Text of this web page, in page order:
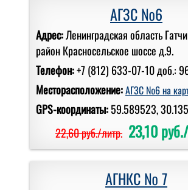
АГЗС №6
Адрес:Ленинградская область
район Красносельское шоссе д.9.
Телефон:+7 (812) 633-07-10 доб.:
Месторасположение:АГЗС №6 на
GPS-координаты:59.589523,
22,60 руб./литр. 23,10
АГНКС № 7